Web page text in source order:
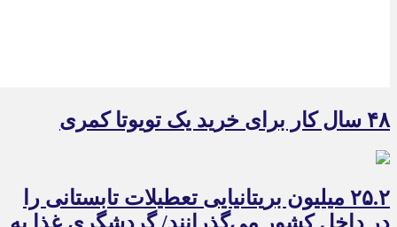
۴۸ سال کار برای خرید یک تویوتا کمری
۲۵.۲ میلیون بریتانیایی تعطیلات تابستانی را